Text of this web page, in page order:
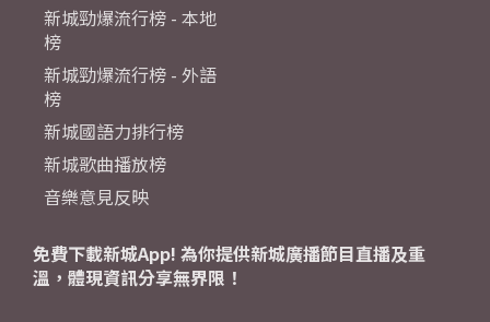
新城勁爆流行榜 - 本地
榜
新城勁爆流行榜 - 外語
榜
新城國語力排行榜
新城歌曲播放榜
音樂意見反映
免費下載新城App! 為你提供新城廣播節目直播及重
溫，體現資訊分享無界限！